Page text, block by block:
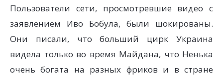
Пользователи сети, просмотревшие видео с
заявлением Иво Бобула, были шокированы.
Они писали, что больший цирк Украина
видела только во время Майдана, что Ненька
очень богата на разных фриков и в стране